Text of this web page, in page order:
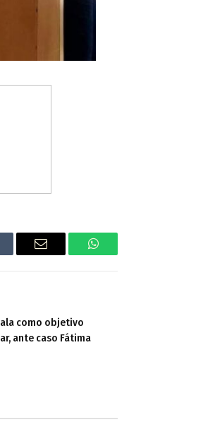
Email WhatsApp
como objetivo
ante caso Fátima